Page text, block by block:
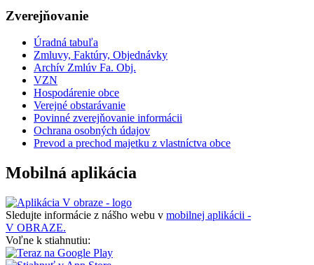
Zverejňovanie
Úradná tabuľa
Zmluvy, Faktúry, Objednávky
Archív Zmlúv Fa. Obj.
VZN
Hospodárenie obce
Verejné obstarávanie
Povinné zverejňovanie informácii
Ochrana osobných údajov
Prevod a prechod majetku z vlastníctva obce
Mobilná aplikácia
Sledujte informácie z nášho webu v mobilnej aplikácii -
V OBRAZE.
Voľne k stiahnutiu: